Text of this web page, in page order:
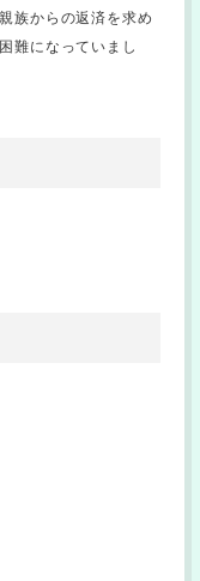
族からの返済を求め
難になっていまし